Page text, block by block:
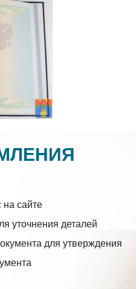
на сайте
уточнения деталей
для утверждения